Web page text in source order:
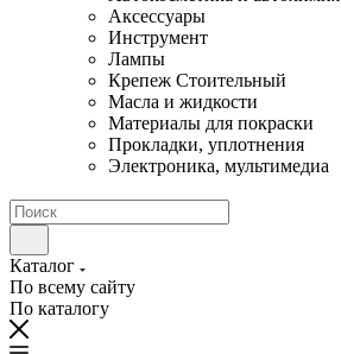
Аксессуары
Инструмент
Лампы
Крепеж Стоительный
Масла и жидкости
Материалы для покраски
Прокладки, уплотнения
Электроника, мультимедиа
Каталог
По всему сайту
По каталогу